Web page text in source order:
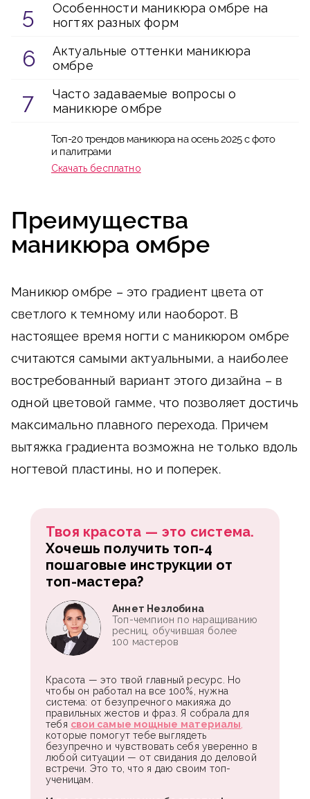
Особенности маникюра омбре на
ногтях разных форм
Актуальные оттенки маникюра
омбре
Часто задаваемые вопросы о
маникюре омбре
Топ-20 трендов маникюра на осень 2025 с фото
и палитрами
Скачать бесплатно
Преимущества
маникюра омбре
Маникюр омбре – это градиент цвета от
светлого к темному или наоборот. В
настоящее время ногти с маникюром омбре
считаются самыми актуальными, а наиболее
востребованный вариант этого дизайна – в
одной цветовой гамме, что позволяет достичь
максимально плавного перехода. Причем
вытяжка градиента возможна не только вдоль
ногтевой пластины, но и поперек.
Твоя красота — это система.
Хочешь получить топ-4
пошаговые инструкции от
топ-мастера?
Красота — это твой главный ресурс. Но
чтобы он работал на все 100%, нужна
система: от безупречного макияжа до
правильных жестов и фраз. Я собрала для
тебя свои самые мощные материалы
которые помогут тебе выглядеть
безупречно и чувствовать себя уверенно в
любой ситуации — от свидания до деловой
встречи. Это то, что я даю своим топ-
ученицам.
Аннет Незлобина
Топ-чемпион по наращиванию
ресниц, обучившая более
100 мастеров